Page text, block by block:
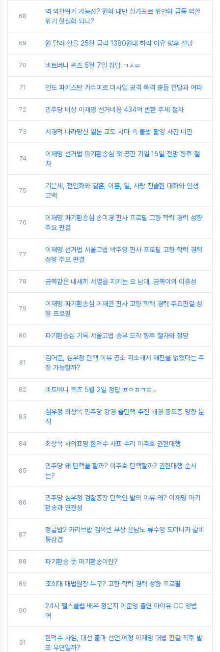
68
역 외환위기 가능성? 원화 대만 싱가포르 위안화 급등 외환
위기 현실화 되나?
69 원 달러 환율 25원 급락 1380원대 하락 이유 향후 전망
70 비트버니 퀴즈 5월 7일 정답 ㄱㅅㄹ
71 인도 파키스탄 카슈미르 미사일 공격 폭격 충돌 전말과 여파
72 민주당 비상 이재명 선거비용 434억 반환 주체 절차
73 서경덕 나라망신 일본 교토 치마 속 불법 촬영 사건 비판
74
이재명 선거법 파기환송심 첫 공판 기일 15일 전망 향후 절
차
75
기은세, 전인화와 결혼, 이혼, 일, 사랑 진솔한 대화와 인생
고백
76
이재명 파기환송심 송미경 판사 프로필 고향 학력 경력 성향
주요 판결
77
이재명 선거법 서울고법 박주영 판사 프로필 고향 학력 경력
성향 주요 판결
78 금쪽같은 내새끼 서열을 지키는 오 남매, 금쪽이의 이중성
79
이재명 파기환송심 이재권 판사 고향 학력 경력 주요판결 성
향 프로필
80 파기환송심 기록 서울고법 송부 도착 향후 절차와 정망
81
김어준, 심우정 탄핵 이유 공소 취소해서 재판을 없앴다는 주
장 가능할까?
82 비트버니 퀴즈 5월 2일 정답 ㅍㅇㅍㅋㅍㄴ
83
심우정 최상목 민주당 강경 줄탄핵 추진 배경 중도층 영향 분
석
84 최상목 사의표명 한덕수 사표 수리 이주호 권한대행
85
민주당 왜 탄핵을 할까? 이주호 탄핵할까? 권한대행 순서
는?
86
민주당 심우정 검찰총장 탄핵안 발의 이유 왜? 이재명 파기
환송과 연관성
87
정글밥2 카리브밥 김옥빈 부상 윤남노 류수영 도미니카 갈비
통삼겹
88 파기환송 뜻 파기환송이란?
89 조희대 대법원장 누구? 고향 학력 경력 성향 프로필
90
24시 헬스클럽 배우 정은지 이준영 출연 아이유 CC 영범
역
91
한덕수 사임, 대선 출마 선언 예정 이재명 대법 판결 직후 발
표 우연일까?